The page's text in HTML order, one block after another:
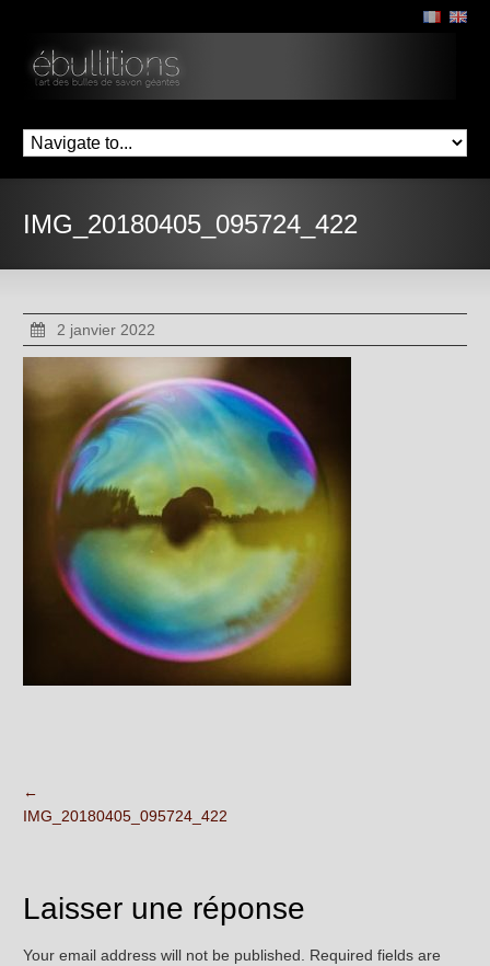
IMG_20180405_095724_422
2 janvier 2022
←
IMG_20180405_095724_422
Laisser une réponse
Your email address will not be published. Required fields are